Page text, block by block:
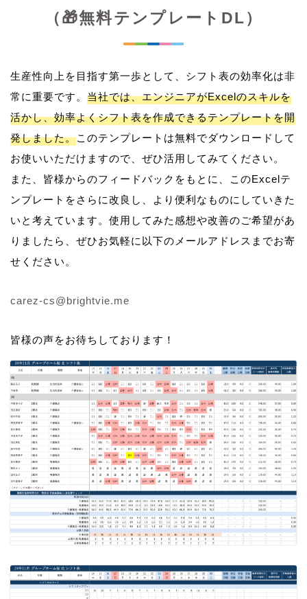
（🎁無料テンプレートDL）
生産性向上を目指す第一歩として、シフト表の効率化は非
常に重要です。 当社では、エンジニアがExcelのスキルを
活かし、効率よくシフト表を作成できるテンプレートを開
発しました。このテンプレートは無料でダウンロードして
お使いいただけますので、ぜひ活用してみてください。
また、皆様からのフィードバックをもとに、このExcelテ
ンプレートをさらに改良し、より便利なものにしていきた
いと考えています。使用してみた感想や改善のご希望があ
りましたら、ぜひお気軽に以下のメールアドレスまでお寄
せください。
carez-cs@brightvie.me
皆様の声をお待ちしております！